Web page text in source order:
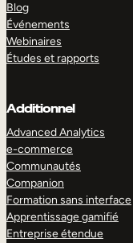
Blog
Événements
Webinaires
Études et rapports
Additionnel
Advanced Analytics
e-commerce
Communautés
Companion
Formation sans interface
Apprentissage gamifié
Entreprise étendue